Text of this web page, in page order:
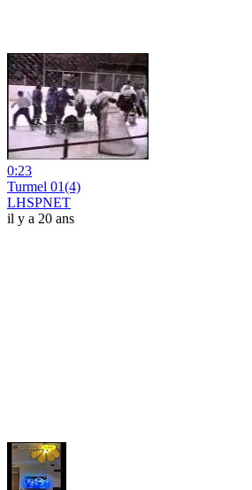
0:23
Turmel 01(4)
LHSPNET
il y a 20 ans